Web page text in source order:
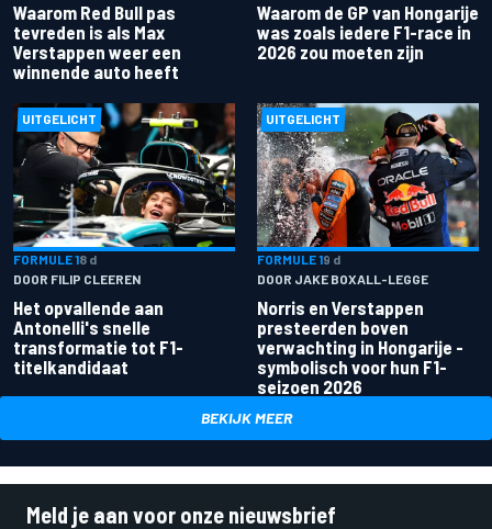
Waarom Red Bull pas
tevreden is als Max
Verstappen weer een
winnende auto heeft
Waarom de GP van Hongarije
was zoals iedere F1-race in
2026 zou moeten zijn
UITGELICHT
FORMULE 18 d
DOOR FILIP CLEEREN
Het opvallende aan
Antonelli's snelle
transformatie tot F1-
titelkandidaat
UITGELICHT
FORMULE 19 d
DOOR JAKE BOXALL-LEGGE
Norris en Verstappen
presteerden boven
verwachting in Hongarije -
symbolisch voor hun F1-
seizoen 2026
BEKIJK MEER
Meld je aan voor onze nieuwsbrief